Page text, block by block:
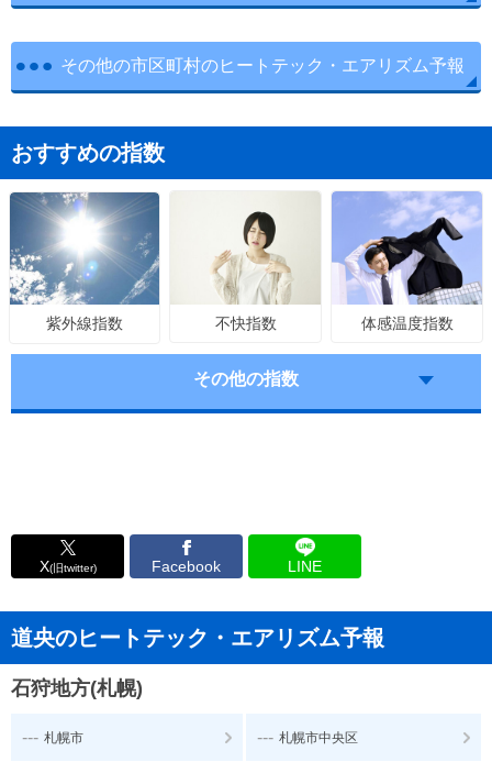
その他の市区町村のヒートテック・エアリズム予報
おすすめの指数
紫外線指数 不快指数 体感温度指数
その他の指数
X(旧twitter) Facebook LINE
道央のヒートテック・エアリズム予報
石狩地方(札幌)
--- 札幌市 --- 札幌市中央区